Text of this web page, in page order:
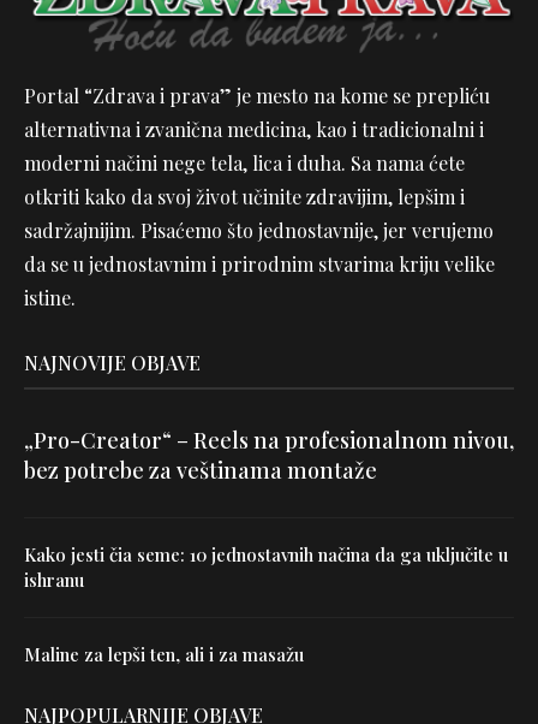
Portal “Zdrava i prava” je mesto na kome se prepliću
alternativna i zvanična medicina, kao i tradicionalni i
moderni načini nege tela, lica i duha. Sa nama ćete
otkriti kako da svoj život učinite zdravijim, lepšim i
sadržajnijim. Pisaćemo što jednostavnije, jer verujemo
da se u jednostavnim i prirodnim stvarima kriju velike
istine.
NAJNOVIJE OBJAVE
„Pro-Creator“ – Reels na profesionalnom nivou,
bez potrebe za veštinama montaže
Kako jesti čia seme: 10 jednostavnih načina da ga uključite u
ishranu
Maline za lepši ten, ali i za masažu
NAJPOPULARNIJE OBJAVE